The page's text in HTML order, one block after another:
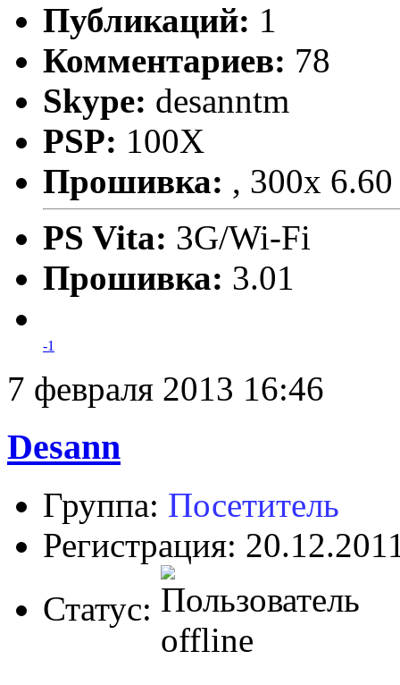
Публикаций: 1
Комментариев: 78
Skype: desanntm
PSP: 100X
Прошивка: , 300x
PS Vita: 3G/Wi-Fi
Прошивка: 3.01
-1
7 февраля 2013 16:46
Desann
Группа: Посетитель
Регистрация:
Статус: